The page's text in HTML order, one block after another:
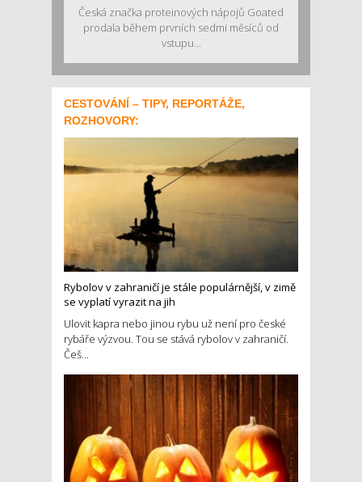
Česká značka proteinových nápojů Goated
prodala během prvních sedmi měsíců od
vstupu...
CESTOVÁNÍ – TIPY, REPORTÁŽE,
ROZHOVORY:
Rybolov v zahraničí je stále populárnější, v zimě
se vyplatí vyrazit na jih
Ulovit kapra nebo jinou rybu už není pro české
rybáře výzvou. Tou se stává rybolov v zahraničí.
Češ...